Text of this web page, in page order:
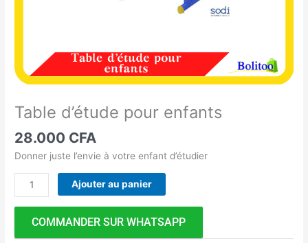
Table d’étude pour enfants
28.000 CFA
Donner juste l’envie à votre enfant d’étudier
Ajouter au panier
COMMANDER SUR WHATSAPP